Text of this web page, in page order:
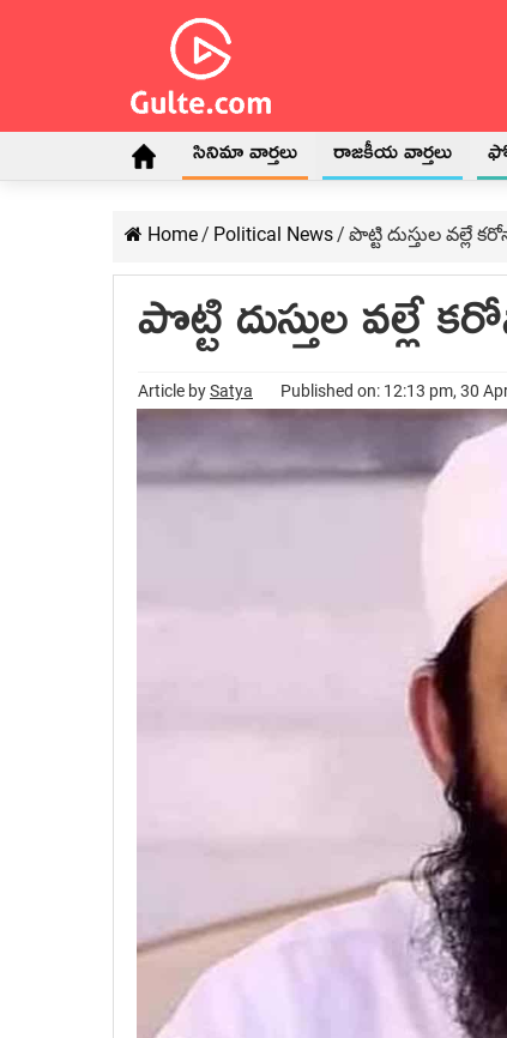
సినిమా వార్తలు రాజకీయ వార్తలు
Home/ Political News/ పొట్టి దుస్తుల వల్లే
పొట్టి దుస్తుల వల్లే
Article bySatya Published on: 12:13 pm, 30